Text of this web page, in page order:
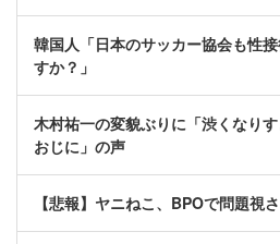
韓国人「日本のサッカー協会も性
すか？」
木村祐一の変貌ぶりに「渋くなり
おじに」の声
【悲報】ヤニねこ、BPOで問題視